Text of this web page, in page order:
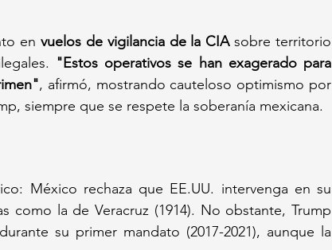
en vuelos de vigilancia de la CIA sobre territorio
"Estos operativos se han exagerado para
, afirmó, mostrando cauteloso optimismo por
siempre que se respete la soberanía mexicana.
México rechaza que EE.UU. intervenga en su
como la de Veracruz (1914). No obstante, Trump
su primer mandato (2017-2021), aunque la